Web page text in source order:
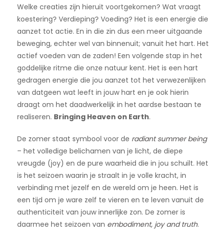
Welke creaties zijn hieruit voortgekomen? Wat vraagt
koestering? Verdieping? Voeding? Het is een energie die
aanzet tot actie. En in die zin dus een meer uitgaande
beweging, echter wel van binnenuit; vanuit het hart. Het
actief voeden van de zaden! Een volgende stap in het
goddelijke ritme die onze natuur kent. Het is een hart
gedragen energie die jou aanzet tot het verwezenlijken
van datgeen wat leeft in jouw hart en je ook hierin
draagt om het daadwerkelijk in het aardse bestaan te
realiseren. Bringing Heaven on Earth.
De zomer staat symbool voor de radiant summer being
– het volledige belichamen van je licht, de diepe
vreugde (joy) en de pure waarheid die in jou schuilt. Het
is het seizoen waarin je straalt in je volle kracht, in
verbinding met jezelf en de wereld om je heen. Het is
een tijd om je ware zelf te vieren en te leven vanuit de
authenticiteit van jouw innerlijke zon. De zomer is
daarmee het seizoen van embodiment, joy and truth.